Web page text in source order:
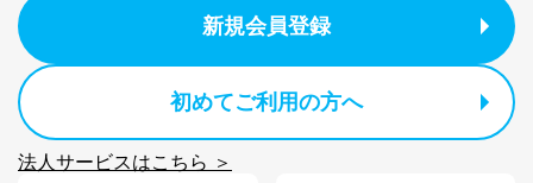
その他当社のプライバシーポリシ
ー等にて公表する利用目的達成の
ータ（開示対象個人情報）の利用目的であり、下記4.の
なお、6、7については、パートナー（提携企業）様又は
各SNS運営会社様にご請求いただきますようお願い致し
新規会員登録
初めてご利用の方へ
法人サービスはこちら ＞